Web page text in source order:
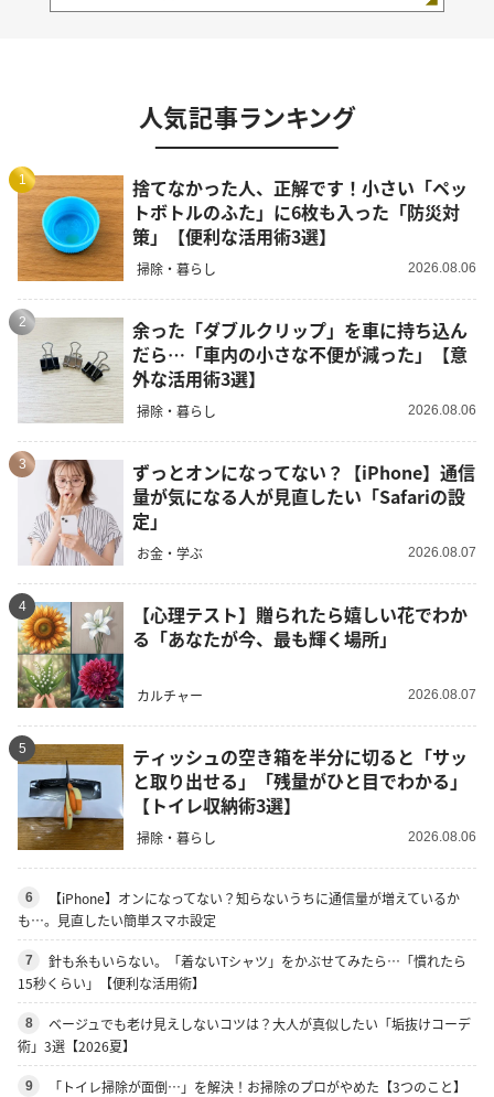
人気記事ランキング
1
捨てなかった人、正解です！小さい「ペッ
トボトルのふた」に6枚も入った「防災対
策」【便利な活用術3選】
掃除・暮らし 2026.08.06
2
余った「ダブルクリップ」を車に持ち込ん
だら…「車内の小さな不便が減った」【意
外な活用術3選】
掃除・暮らし 2026.08.06
3
ずっとオンになってない？【iPhone】通信
量が気になる人が見直したい「Safariの設
定」
お金・学ぶ 2026.08.07
4
【心理テスト】贈られたら嬉しい花でわか
る「あなたが今、最も輝く場所」
カルチャー 2026.08.07
5
ティッシュの空き箱を半分に切ると「サッ
と取り出せる」「残量がひと目でわかる」
【トイレ収納術3選】
掃除・暮らし 2026.08.06
6
【iPhone】オンになってない？知らないうちに通信量が増えているか
も…。見直したい簡単スマホ設定
7
針も糸もいらない。「着ないTシャツ」をかぶせてみたら…「慣れたら
15秒くらい」【便利な活用術】
8
ベージュでも老け見えしないコツは？大人が真似したい「垢抜けコーデ
術」3選【2026夏】
9
「トイレ掃除が面倒…」を解決！お掃除のプロがやめた【3つのこと】